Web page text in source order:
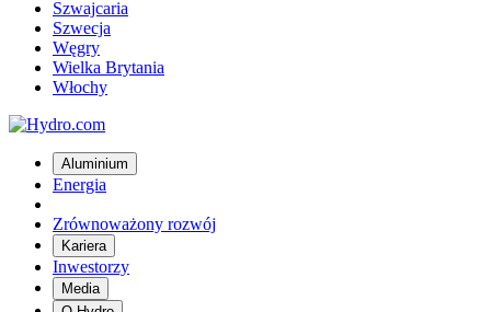
Szwajcaria
Szwecja
Węgry
Wielka Brytania
Włochy
Aluminium
Energia
Zrównoważony rozwój
Kariera
Inwestorzy
Media